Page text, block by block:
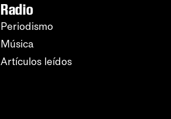
Radio
Periodismo
Música
Artículos leídos